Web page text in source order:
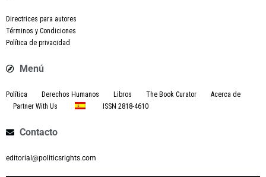
Directrices para autores
Términos y Condiciones
Política de privacidad
Menú
Política Derechos Humanos Libros The Book Curator
Acerca de
Partner With Us
ISSN 2818-4610
Contacto
editorial@politicsrights.com